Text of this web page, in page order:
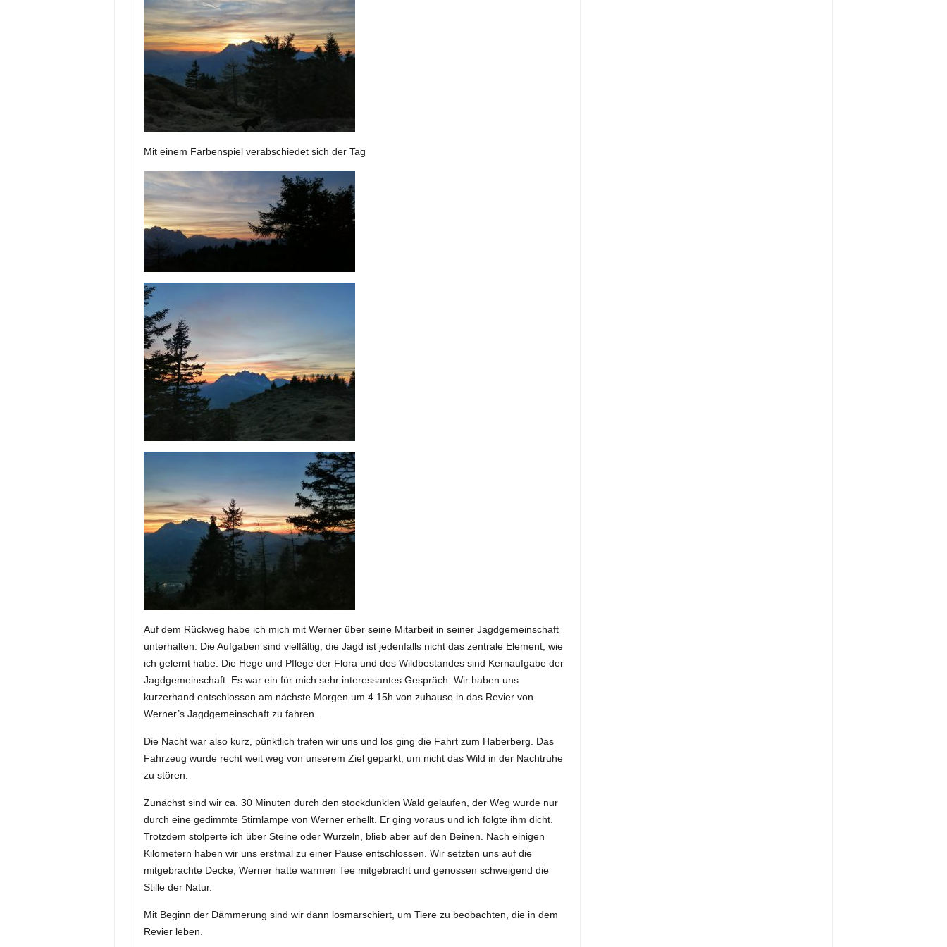
Mit einem Farbenspiel verabschiedet sich der Tag
Auf dem Rückweg habe ich mich mit Werner über seine Mitarbeit in seiner Jagdgemeinschaft
unterhalten. Die Aufgaben sind vielfältig, die Jagd ist jedenfalls nicht das zentrale Element, wie
ich gelernt habe. Die Hege und Pflege der Flora und des Wildbestandes sind Kernaufgabe der
Jagdgemeinschaft. Es war ein für mich sehr interessantes Gespräch. Wir haben uns
kurzerhand entschlossen am nächste Morgen um 4.15h von zuhause in das Revier von
Werner’s Jagdgemeinschaft zu fahren.
Die Nacht war also kurz, pünktlich trafen wir uns und los ging die Fahrt zum Haberberg. Das
Fahrzeug wurde recht weit weg von unserem Ziel geparkt, um nicht das Wild in der Nachtruhe
zu stören.
Zunächst sind wir ca. 30 Minuten durch den stockdunklen Wald gelaufen, der Weg wurde nur
durch eine gedimmte Stirnlampe von Werner erhellt. Er ging voraus und ich folgte ihm dicht.
Trotzdem stolperte ich über Steine oder Wurzeln, blieb aber auf den Beinen. Nach einigen
Kilometern haben wir uns erstmal zu einer Pause entschlossen. Wir setzten uns auf die
mitgebrachte Decke, Werner hatte warmen Tee mitgebracht und genossen schweigend die
Stille der Natur.
Mit Beginn der Dämmerung sind wir dann losmarschiert, um Tiere zu beobachten, die in dem
Revier leben.